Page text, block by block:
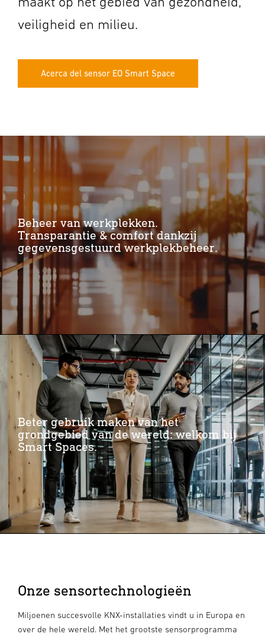
veiligheid en milieu.
Acerca del sensor EO Smart Space
Beheer van werkplekken.
Transparantie & comfort dankzij
gegevensgestuurd werkplekbeheer.
Beter gebruik maken van het
grondgebied van de wereld: welkom bij
Smart Spaces.
Onze sensortechnologieën
Miljoenen succesvolle KNX-installaties vindt u in Europa en
over de hele wereld. Met het grootste sensorprogramma